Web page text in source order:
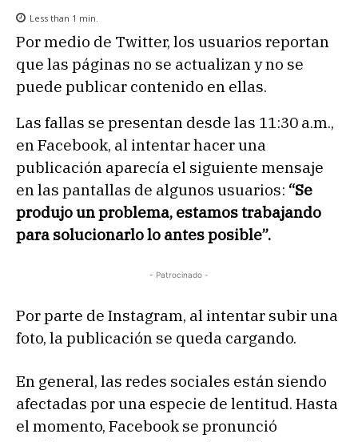
Less than 1 min.
Por medio de Twitter, los usuarios reportan
que las páginas no se actualizan y no se
puede publicar contenido en ellas.
Las fallas se presentan desde las 11:30 a.m.,
en Facebook, al intentar hacer una
publicación aparecía el siguiente mensaje
en las pantallas de algunos usuarios: “Se
produjo un problema, estamos trabajando
para solucionarlo lo antes posible”.
- Patrocinado -
Por parte de Instagram, al intentar subir una
foto, la publicación se queda cargando.
En general, las redes sociales están siendo
afectadas por una especie de lentitud. Hasta
el momento, Facebook se pronunció